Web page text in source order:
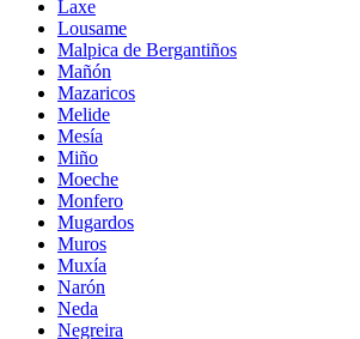
Laxe
Lousame
Malpica de Bergantiños
Mañón
Mazaricos
Melide
Mesía
Miño
Moeche
Monfero
Mugardos
Muros
Muxía
Narón
Neda
Negreira